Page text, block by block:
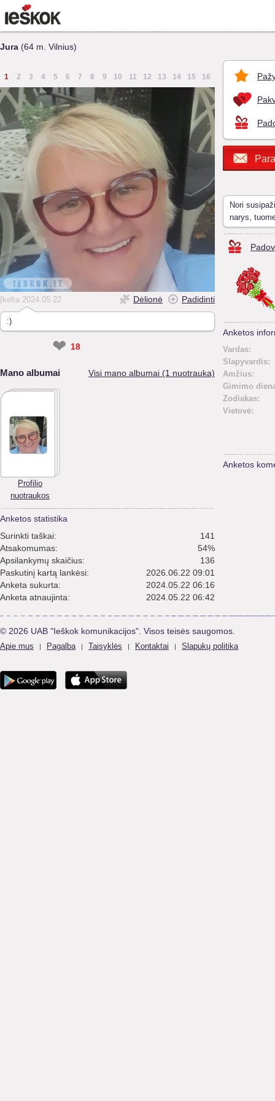
Jura (64 m. Vilnius)
1 2 3 4 5 6 7 8 9 10 11 12 13 14 15 16
Įkelta 2024.05.22 Dėlionė Padidinti
:)
❤ 18
Mano albumai Visi mano albumai (1 nuotrauka)
Profilio
nuotraukos
Anketos statistika
Surinkti taškai:
141
Atsakomumas:
54%
Apsilankymų skaičius:
136
Paskutinį kartą lankėsi:
2026.06.22 09:01
Anketa sukurta:
2024.05.22 06:16
Anketa atnaujinta:
2024.05.22 06:42
Nori
narys,
Anketos
Vardas:
Slapyvardis:
Amžius:
Gimimo
Zodiakas:
Vietovė:
Anketos
© 2026 UAB "Ieškok komunikacijos". Visos teisės saugomos.
Apie mus | Pagalba | Taisyklės | Kontaktai | Slapukų politika